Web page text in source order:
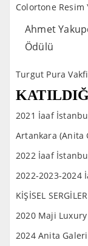
Colortone Resim
Ahmet
Ödülü
Turgut Pura
2021 İaaf
Artankara (Anita
2022 İaaf
2022-2023-2024
KİŞİSEL SERGİLER
2020 Maji
2024 Anita Galeri